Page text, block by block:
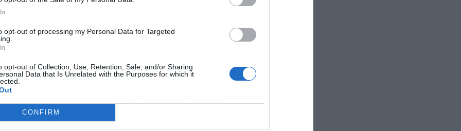
opt-out of processing my Personal Data for Targeted
opt-out of Collection, Use, Retention, Sale, and/or Sharing
Data that Is Unrelated with the Purposes for which it
CONFIRM
ανάγκης λόγω Λειψυδρίας και για την
τρίμηνο σε καθεστώς έκτακτης ανάγκης λόγω